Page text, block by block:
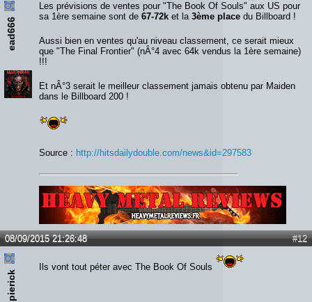
ead666
Les prévisions de ventes pour "The Book Of Souls" aux US pour
sa 1ère semaine sont de 67-72k et la3ème place du Billboard !
Aussi bien en ventes qu'au niveau classement, ce serait mieux
que "The Final Frontier" (nÂ°4 avec 64k vendus la 1ère semaine)
!!!
Et nÂ°3 serait le meilleur classement jamais obtenu par Maiden
dans le Billboard 200 !
Source : http://hitsdailydouble.com/news&id=297583
Lien :http://heavymetalreviews.fr/
#12
08/09/2015 21:26:48
pierick
Ils vont tout péter avec The Book Of Souls